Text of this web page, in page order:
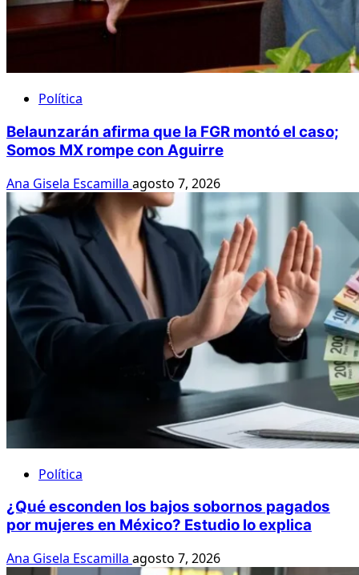
Política
Belaunzarán afirma que la FGR montó el caso;
Somos MX rompe con Aguirre
Ana Gisela Escamilla agosto 7, 2026
Política
¿Qué esconden los bajos sobornos pagados
por mujeres en México? Estudio lo explica
Ana Gisela Escamilla agosto 7, 2026